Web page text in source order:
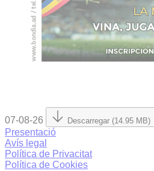
07-08-26 Descarregar (14.95 MB)
Presentació
Avís legal
Política de Privacitat
Política de Cookies